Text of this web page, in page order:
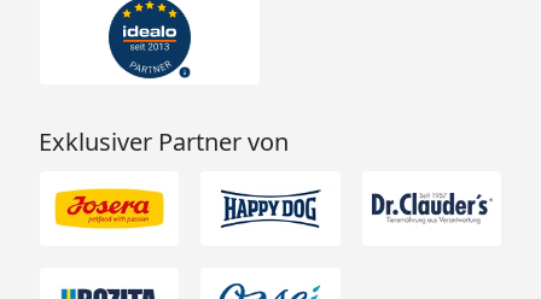
Exklusiver Partner von